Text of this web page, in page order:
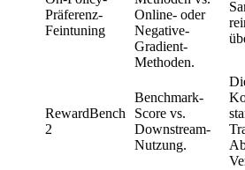
Präferenz-
Feintuning
Online- oder
Negative-
Gradient-
Methoden.
RewardBench
2
Benchmark-
Score vs.
Downstream-
Nutzung.